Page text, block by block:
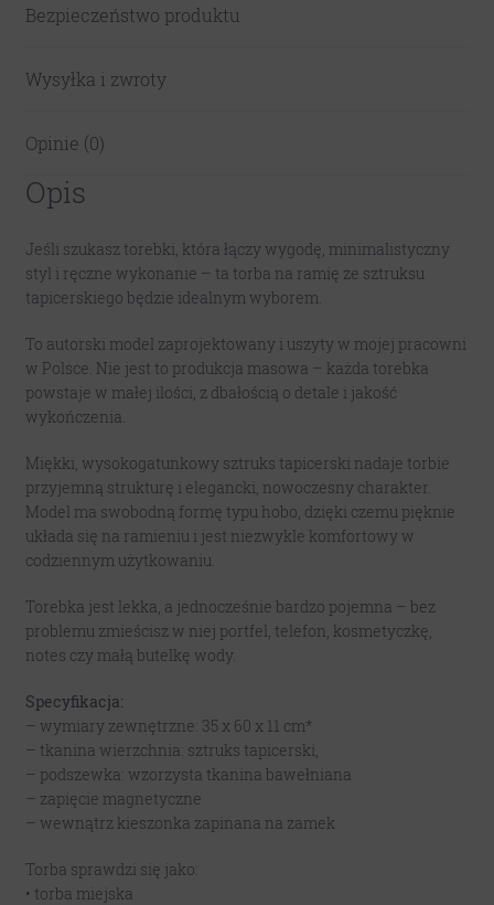
Bezpieczeństwo produktu
Wysyłka i zwroty
Opinie (0)
Opis
Jeśli szukasz torebki, która łączy wygodę, minimalistyczny
styl i ręczne wykonanie – ta torba na ramię ze sztruksu
tapicerskiego będzie idealnym wyborem.
To autorski model zaprojektowany i uszyty w mojej pracowni
w Polsce. Nie jest to produkcja masowa – każda torebka
powstaje w małej ilości, z dbałością o detale i jakość
wykończenia.
Miękki, wysokogatunkowy sztruks tapicerski nadaje torbie
przyjemną strukturę i elegancki, nowoczesny charakter.
Model ma swobodną formę typu hobo, dzięki czemu pięknie
układa się na ramieniu i jest niezwykle komfortowy w
codziennym użytkowaniu.
Torebka jest lekka, a jednocześnie bardzo pojemna – bez
problemu zmieścisz w niej portfel, telefon, kosmetyczkę,
notes czy małą butelkę wody.
Specyfikacja:
– wymiary zewnętrzne: 35 x 60 x 11 cm*
– tkanina wierzchnia: sztruks tapicerski,
– podszewka: wzorzysta tkanina bawełniana
– zapięcie magnetyczne
– wewnątrz kieszonka zapinana na zamek
Torba sprawdzi się jako:
• torba miejska